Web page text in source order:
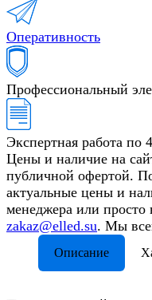
Оперативность
Профессиональный
Экспертная работа
Цены и наличие на
публичной офертой.
актуальные цены и
менеджера или
zakaz@elled.su. Мы
Описание